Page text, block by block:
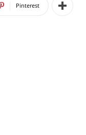
Pinterest